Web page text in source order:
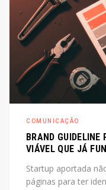
COMUNICAÇÃO
BRAND
VIÁVEL QUE JÁ
Startup aportada
páginas para ter